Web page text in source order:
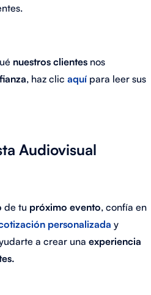
nuestros clientes nos
, haz clic aquí para leer sus
Audiovisual
de tu próximo evento, confía en
personalizada y
a crear una experiencia